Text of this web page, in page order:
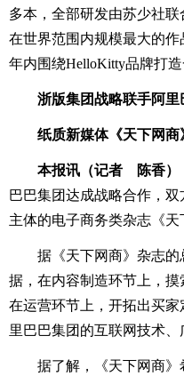
多本，全部研发由苏少社
在世界范围内规模最大的
年内围绕HelloKitty品牌打
浙版集团战略联手阿里
纸质新媒体《天下网商
本报讯（记者 陈香）
巴巴集团达成战略合作，
主体的电子商务类杂志《天
据《天下网商》杂志
据，在内容制造环节上，
在运营环节上，开拓出买
里巴巴集团的互联网技术
据了解，《天下网商